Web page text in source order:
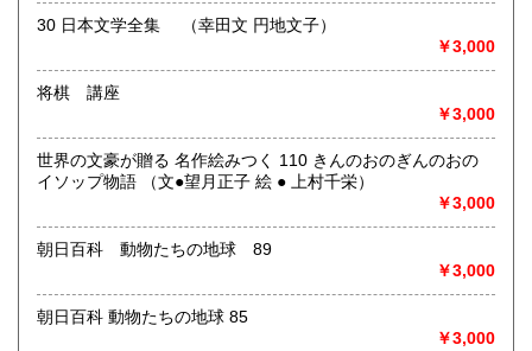
取り扱い分野
総記、哲学宗教、歴史、社会科学、自然科学、美術工芸、国
語国文、外国文学、古典籍、近代文献、趣味、外国書、サブ
カルチャー、古書一般（その他）
30 日本文学全集 （幸田文 円地文子）
￥3,000
将棋 講座
￥3,000
世界の文豪が贈る 名作絵みつく 110 きんのおのぎんのおの
イソップ物語 （文●望月正子 絵 ● 上村千栄）
￥3,000
朝日百科 動物たちの地球 89
￥3,000
朝日百科 動物たちの地球 85
￥3,000